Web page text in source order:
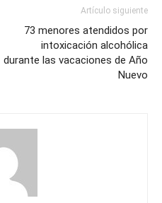
Artículo siguiente
73 menores atendidos por
intoxicación alcohólica
durante las vacaciones de Año
Nuevo